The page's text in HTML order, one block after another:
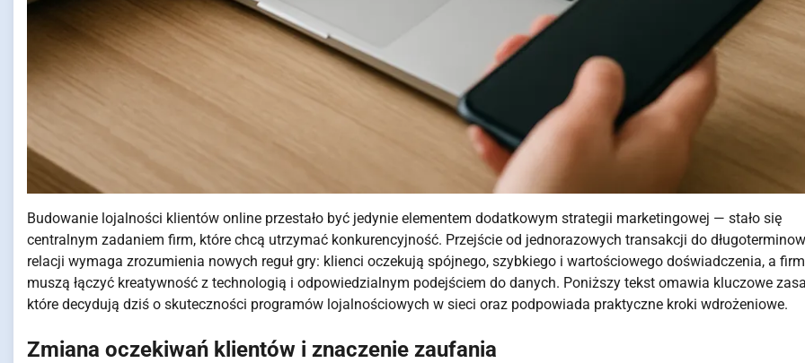
Budowanie lojalności klientów online przestało być jedynie elementem dodatkowym strategii marketingowej — stało się
centralnym zadaniem firm, które chcą utrzymać konkurencyjność. Przejście od jednorazowych transakcji do
relacji wymaga zrozumienia nowych reguł gry: klienci oczekują spójnego, szybkiego i wartościowego doświadczenia, a
muszą łączyć kreatywność z technologią i odpowiedzialnym podejściem do danych. Poniższy tekst omawia kluczowe
które decydują dziś o skuteczności programów lojalnościowych w sieci oraz podpowiada praktyczne kroki wdrożeniowe.
Zmiana oczekiwań klientów i znaczenie zaufania